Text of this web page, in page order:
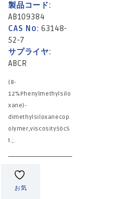
製品コード:
AB109384
CAS No:63148-
52-7
サプライヤ:
ABCR
(8-
12%Phenylmethylsilo
xane)-
dimethylsiloxanecop
olymer,viscosity50cS
t.;.
お気